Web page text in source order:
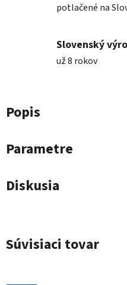
potlačené na
Slovenský
už 8 rokov
Popis
Parametre
Diskusia
Súvisiaci tovar